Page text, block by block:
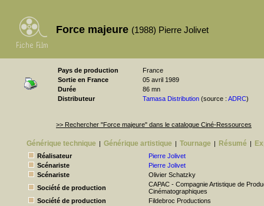
Force majeure (1988) Pierre Jolivet
Pays de production
France
Sortie en France
05 avril 1989
Durée
86 mn
Distributeur
Tamasa Distribution (source : ADRC)
>> Rechercher "Force majeure" dans le catalogue Ciné-Ressources
Générique technique | Générique artistique | Tournage | Résumé |
Réalisateur
Pierre Jolivet
Scénariste
Pierre Jolivet
Scénariste
Olivier Schatzky
Société de production
CAPAC - Compagnie Artistique de
Cinématographiques
Société de production
Fildebroc Productions